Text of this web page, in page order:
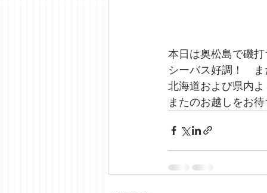
本日は奥松島で磯
シーバス好調！　
北海道および県内
またのお越しをお